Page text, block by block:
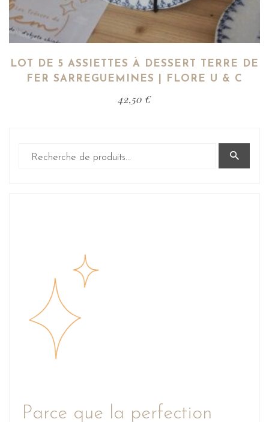
LOT DE 5 ASSIETTES À DESSERT TERRE DE
FER SARREGUEMINES | FLORE U & C
42,50 €
Parce que la perfection